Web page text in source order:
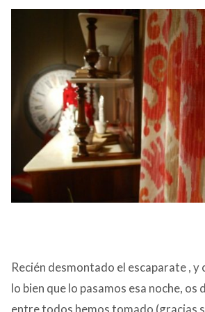
Recién desmontado el escaparate , y
lo bien que lo pasamos esa noche,
entre todos hemos tomado (gracias